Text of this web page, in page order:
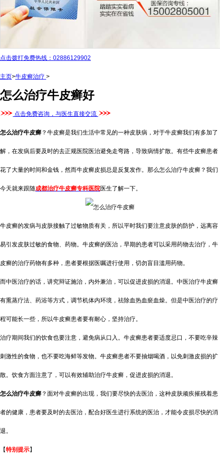
点击拨打免费热线：02886129902
主页>牛皮癣治疗 >
怎么治疗牛皮癣好
点击免费咨询，与医生直接交流
怎么治疗牛皮癣 ？牛皮癣是我们生活中常见的一种皮肤病，对于牛皮癣我们有多加了
解，在发病后要及时的去正规医院医治避免走弯路，导致病情扩散。有些牛皮癣患者
花了大量的时间和金钱，然而牛皮癣皮损总是反复发作。那么怎么治疗牛皮癣？我们
今天就来跟随成都治疗牛皮癣专科医院医生了解一下。
牛皮癣的发病与皮肤接触了过敏物质有关，所以平时我们要注意皮肤的防护，远离容
易引发皮肤过敏的食物、药物。牛皮癣的医治，早期的患者可以采用药物去治疗，牛
皮癣的治疗药物有多种，患者要根据医嘱进行使用，切勿盲目滥用药物。
而中医治疗的话，讲究辩证施治，内外兼治，可以促进皮损的消退。中医治疗牛皮癣
有熏蒸疗法、药浴等方式，调节机体内环境，祛除血热血瘀血燥。但是中医治疗的疗
程可能长一些，所以牛皮癣患者要有耐心，坚持治疗。
治疗期间我们的饮食也要注意，避免病从口入。牛皮癣患者要适度忌口，不要吃辛辣
刺激性的食物，也不要吃海鲜等发物。牛皮癣患者不要抽烟喝酒，以免刺激皮损的扩
散。饮食方面注意了，可以有效辅助治疗牛皮癣，促进皮损的消退。
怎么治疗牛皮癣 ？面对牛皮癣的出现，我们要尽快的去医治，这种皮肤顽疾摧残着患
者的健康，患者要及时的去医治，配合好医生进行系统的医治，才能令皮损尽快的消
退。
【特别提示】